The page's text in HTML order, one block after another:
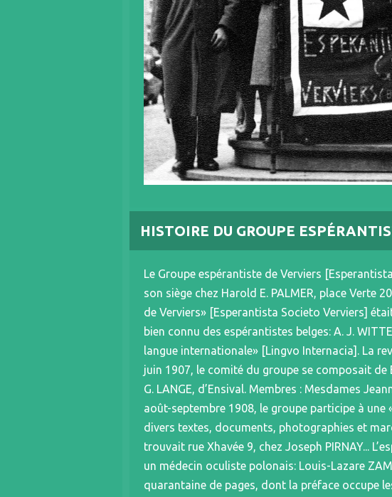
HISTOIRE DU GROUPE
Le Groupe espérantiste de Verviers
son siège chez Harold E. PALMER, place Verte
de Verviers» [Esperantista Societo Verviers]
bien connu des espérantistes belges: A. J.
langue internationale» [Lingvo Internacia]. La
juin 1907, le comité du groupe se composait de
G. LANGE, d’Ensival. Membres : Mesdames
août-septembre 1908, le groupe participe à
divers textes, documents, photographies et
trouvait rue Xhavée 9, chez Joseph PIRNAY...
un médecin oculiste polonais: Louis-Lazare
quarantaine de pages, dont la préface occupe